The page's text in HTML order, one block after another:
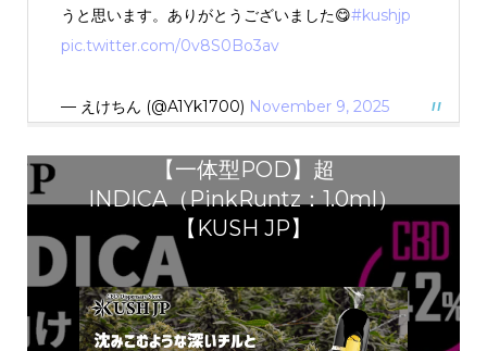
うと思います。ありがとうございました😋#kushjp
pic.twitter.com/0v8S0Bo3av
— えけちん (@A1Yk1700) November 9, 2025
【一体型POD】超
INDICA（PinkRuntz：1.0ml）
【KUSH JP】